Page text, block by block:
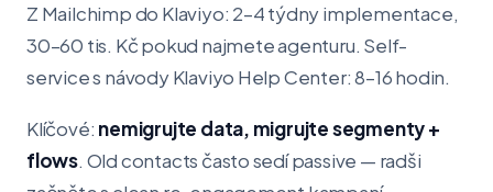
Z Mailchimp do Klaviyo: 2–4 týdny implementace,
30–60 tis. Kč pokud najmete agenturu. Self-
service s návody Klaviyo Help Center: 8–16 hodin.
Klíčové: nemigrujte data, migrujte segmenty +
flows. Old contacts často sedí passive — radši